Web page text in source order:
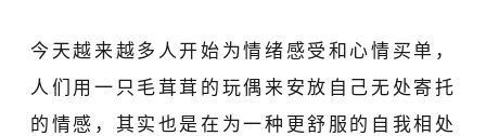
今天越来越多人开始为情绪感受 和心情 买单 ，
人们用一只毛茸茸的玩偶来安放自己无处寄托
的情感，其实也是在为一种更舒服的自我相处